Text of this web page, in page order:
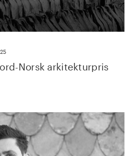
Norsk arkitekturpris